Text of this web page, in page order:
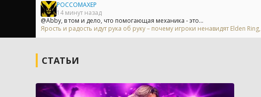
POCCOMAXEP
14 минут назад
@Abby, в том и дело, что помогающая механика - это...
Ярость и радость идут рука об руку – почему игроки ненавидят Elden
СТАТЬИ